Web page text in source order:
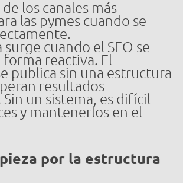
los canales más
las pymes cuando se
cuando el SEO se
reactiva. El
publica sin una estructura
resultados
un sistema, es difícil
y mantenerlos en el
por la estructura